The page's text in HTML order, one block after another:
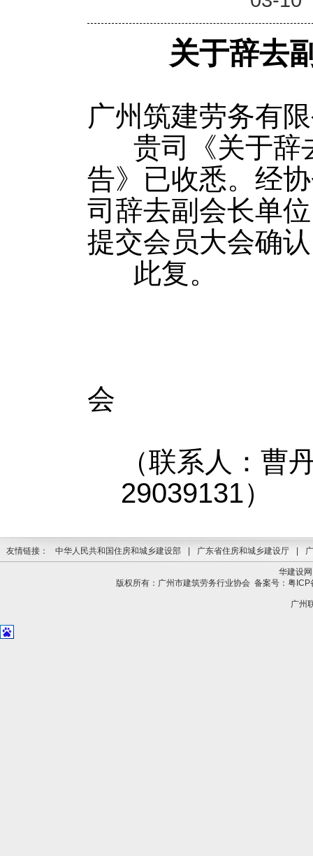
关于辞去
广州筑建劳务有
贵司《关于辞
告》已收悉。经
司辞去副会长单
提交会员大会确
此复。
会
（联系人：曹
29039131）
友情链接： 中华人民共和国住房和城乡建设部 广东省住房和城乡建设厅
华建设网
版权所有：广州市建筑劳务行业协会备案号：粤
广州